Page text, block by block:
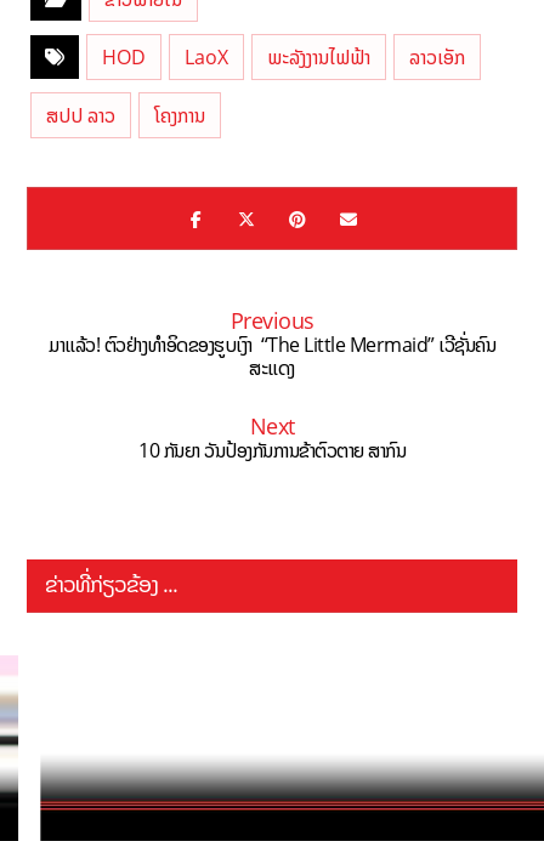
HOD LaoX ພະລັງງານໄຟຟ້າ ລາວເອັກ
ສປປ ລາວ ໂຄງການ
Previous
ມາແລ້ວ! ຕົວຢ່າງທຳອິດຂອງຮູບເງົາ “The Little Mermaid” ເວີຊັ່ນຄົນ
ສະແດງ
Next
10 ກັນຍາ ວັນປ້ອງກັນການຂ້າຕົວຕາຍ ສາກົນ
ຂ່າວທີ່ກ່ຽວຂ້ອງ ...